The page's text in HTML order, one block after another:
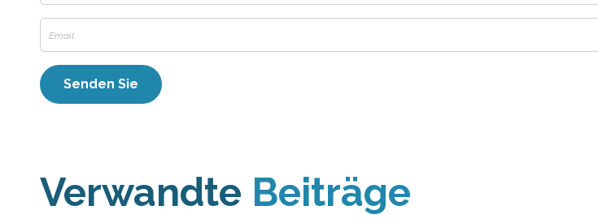
Verwandte Beiträge